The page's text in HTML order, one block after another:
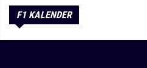
F1 KALENDER